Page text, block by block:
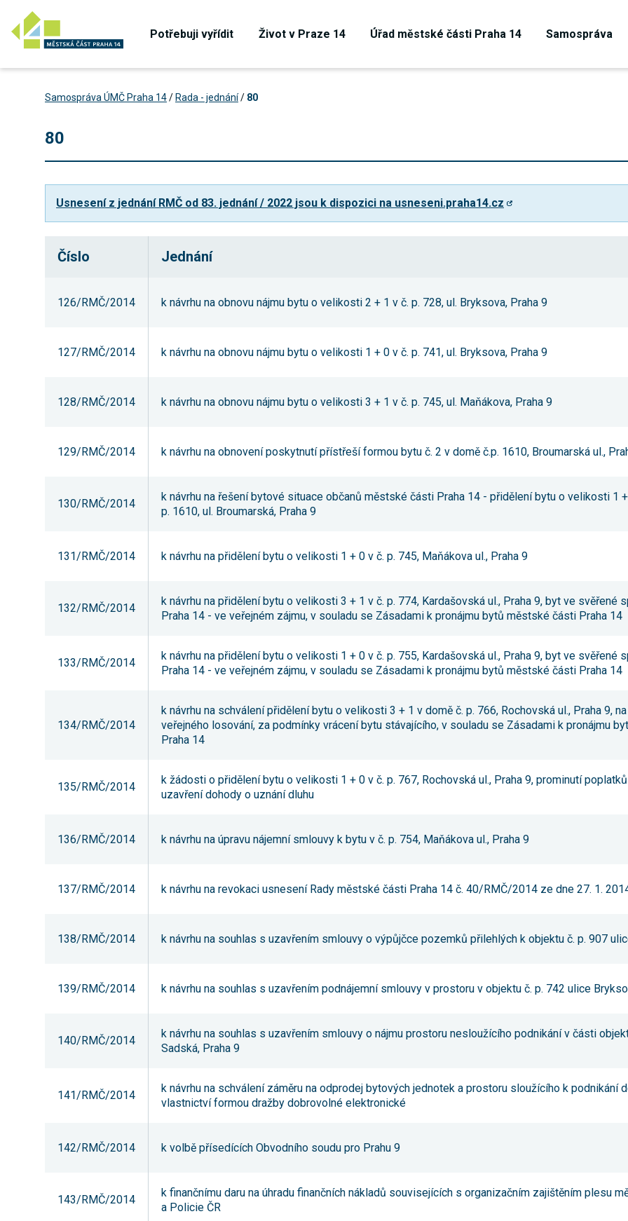
Potřebuji vyřídit Život v Praze 14 Úřad městské části Praha 14 Samospráva
Samospráva ÚMČ Praha 14/ Rada - jednání/ 80
80
Usnesení z jednání RMČ od 83. jednání / 2022 jsou k dispozici na usneseni.praha14.cz
Číslo Jednání
126/RMČ/2014 k návrhu na obnovu nájmu bytu o velikosti 2 + 1 v č. p. 728, ul. Bryksova, Praha 9
127/RMČ/2014 k návrhu na obnovu nájmu bytu o velikosti 1 + 0 v č. p. 741, ul. Bryksova, Praha 9
128/RMČ/2014 k návrhu na obnovu nájmu bytu o velikosti 3 + 1 v č. p. 745, ul. Maňákova, Praha 9
129/RMČ/2014 k návrhu na obnovení poskytnutí přístřeší formou bytu č. 2 v domě č.p. 1610, Broumarská ul.,
130/RMČ/2014
k návrhu na řešení bytové situace občanů městské části Praha 14 - přidělení bytu o velikosti 1
p. 1610, ul. Broumarská, Praha 9
131/RMČ/2014 k návrhu na přidělení bytu o velikosti 1 + 0 v č. p. 745, Maňákova ul., Praha 9
132/RMČ/2014
k návrhu na přidělení bytu o velikosti 3 + 1 v č. p. 774, Kardašovská ul., Praha 9, byt ve svěřené
Praha 14 - ve veřejném zájmu, v souladu se Zásadami k pronájmu bytů městské části Praha 14
133/RMČ/2014
k návrhu na přidělení bytu o velikosti 1 + 0 v č. p. 755, Kardašovská ul., Praha 9, byt ve svěřené
Praha 14 - ve veřejném zájmu, v souladu se Zásadami k pronájmu bytů městské části Praha 14
134/RMČ/2014
k návrhu na schválení přidělení bytu o velikosti 3 + 1 v domě č. p. 766, Rochovská ul., Praha 9,
veřejného losování, za podmínky vrácení bytu stávajícího, v souladu se Zásadami k pronájmu
Praha 14
135/RMČ/2014
k žádosti o přidělení bytu o velikosti 1 + 0 v č. p. 767, Rochovská ul., Praha 9, prominutí
uzavření dohody o uznání dluhu
136/RMČ/2014 k návrhu na úpravu nájemní smlouvy k bytu v č. p. 754, Maňákova ul., Praha 9
137/RMČ/2014 k návrhu na revokaci usnesení Rady městské části Praha 14 č. 40/RMČ/2014 ze dne 27. 1.
138/RMČ/2014 k návrhu na souhlas s uzavřením smlouvy o výpůjčce pozemků přilehlých k objektu č. p. 907
139/RMČ/2014 k návrhu na souhlas s uzavřením podnájemní smlouvy v prostoru v objektu č. p. 742 ulice
140/RMČ/2014
k návrhu na souhlas s uzavřením smlouvy o nájmu prostoru nesloužícího podnikání v části
Sadská, Praha 9
141/RMČ/2014
k návrhu na schválení záměru na odprodej bytových jednotek a prostoru sloužícího k podnikání
vlastnictví formou dražby dobrovolné elektronické
142/RMČ/2014 k volbě přísedících Obvodního soudu pro Prahu 9
143/RMČ/2014
k finančnímu daru na úhradu finančních nákladů souvisejících s organizačním zajištěním plesu
a Policie ČR
Technické
cookies jsou
webu a všech
Váš souhlas s
našem webu.
Z tohoto
cookies
nemohou být
cookies
Analytické
výkonu
našeho webu
kampaní.
Jejich pomocí
určujeme
internetových
zpracováváme
které ukazují
na konkrétní
vypnete
vztahu k Vaší
návštěvě,
analýzy
výkonu a
přizpůsobili naše
webové stránky